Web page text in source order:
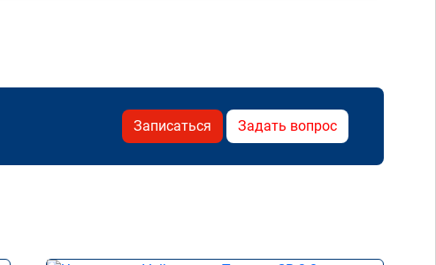
Записаться Задать вопрос